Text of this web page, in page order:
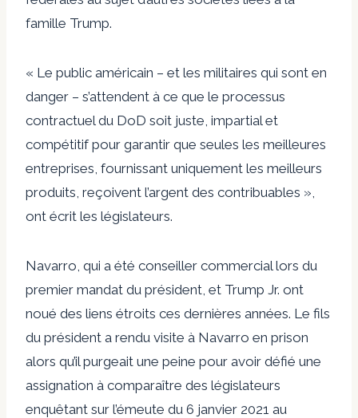
famille Trump.
« Le public américain – et les militaires qui sont en
danger – s’attendent à ce que le processus
contractuel du DoD soit juste, impartial et
compétitif pour garantir que seules les meilleures
entreprises, fournissant uniquement les meilleurs
produits, reçoivent l’argent des contribuables »,
ont écrit les législateurs.
Navarro, qui a été conseiller commercial lors du
premier mandat du président, et Trump Jr. ont
noué des liens étroits ces dernières années. Le fils
du président a rendu visite à Navarro en prison
alors qu’il purgeait une peine pour avoir défié une
assignation à comparaître des législateurs
enquêtant sur l’émeute du 6 janvier 2021 au